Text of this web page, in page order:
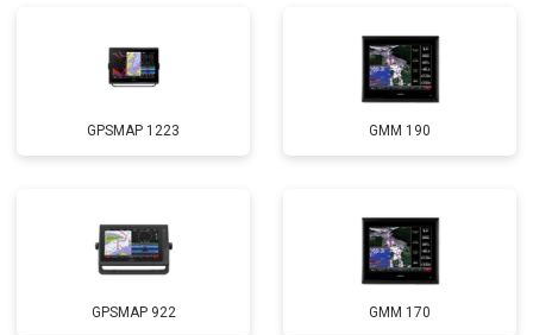
GPSMAP 1223 GMM 190
GPSMAP 922 GMM 170